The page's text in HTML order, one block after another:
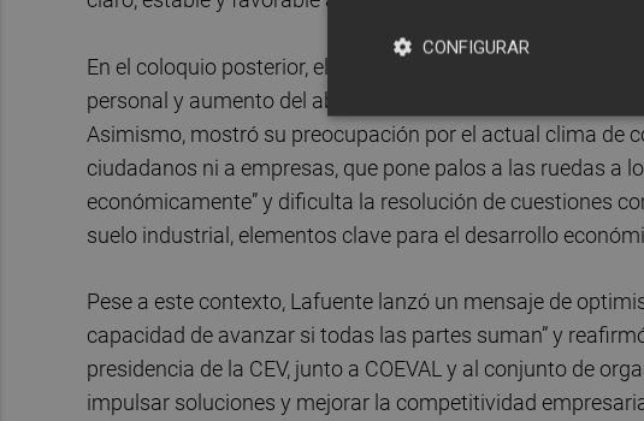
En el coloquio posterior, el presidente de la CEV alertó
personal y aumento del absentismo, que está afectando
Asimismo, mostró su preocupación por el actual clima de
ciudadanos ni a empresas, que pone palos a las ruedas a
económicamente” y dificulta la resolución de cuestiones
suelo industrial, elementos clave para el desarrollo
Pese a este contexto, Lafuente lanzó un mensaje de
capacidad de avanzar si todas las partes suman” y
presidencia de la CEV, junto a COEVAL y al conjunto de
impulsar soluciones y mejorar la competitividad
CONFIGURAR